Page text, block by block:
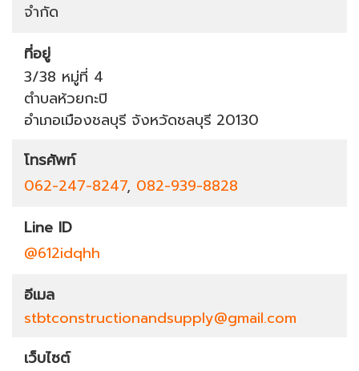
จำกัด
ที่อยู่
3/38 หมู่ที่ 4
ตำบลห้วยกะปิ
อำเภอเมืองชลบุรี จังหวัดชลบุรี 20130
โทรศัพท์
062-247-8247, 082-939-8828
Line ID
@612idqhh
อีเมล
stbtconstructionandsupply@gmail.com
เว็บไซต์